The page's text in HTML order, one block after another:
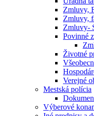
Zmluvy,
Zmluvy,
Zmluvy-
Povinné
Životné
Verejné
Mestská polícia
Výberové